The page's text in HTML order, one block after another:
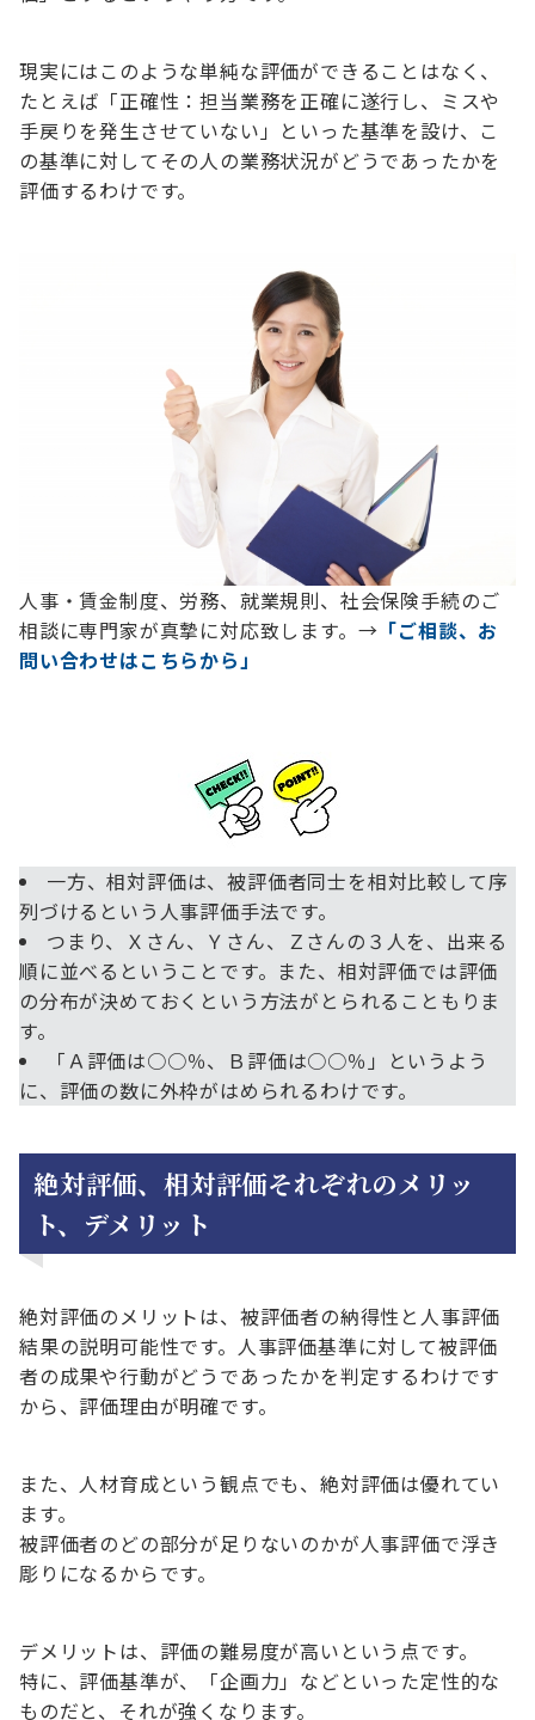
現実にはこのような単純な評価ができることはなく、
たとえば「正確性：担当業務を正確に遂行し、ミスや
手戻りを発生させていない」といった基準を設け、こ
の基準に対してその人の業務状況がどうであったかを
評価するわけです。
人事・賃金制度、労務、就業規則、社会保険手続のご
相談に専門家が真摯に対応致します。→ 「ご相談、お
問い合わせはこちらから」
一方、相対評価は、被評価者同士を相対比較して序
列づけるという人事評価手法です。
つまり、Ｘさん、Ｙさん、Ｚさんの３人を、出来る
順に並べるということです。また、相対評価では評価
の分布が決めておくという方法がとられることもりま
す。
「Ａ評価は○○％、Ｂ評価は○○％」というよう
に、評価の数に外枠がはめられるわけです。
絶対評価、相対評価それぞれのメリッ
ト、デメリット
絶対評価のメリットは、被評価者の納得性と人事評価
結果の説明可能性です。人事評価基準に対して被評価
者の成果や行動がどうであったかを判定するわけです
から、評価理由が明確です。
また、人材育成という観点でも、絶対評価は優れてい
ます。
被評価者のどの部分が足りないのかが人事評価で浮き
彫りになるからです。
デメリットは、評価の難易度が高いという点です。
特に、評価基準が、「企画力」などといった定性的な
ものだと、それが強くなります。